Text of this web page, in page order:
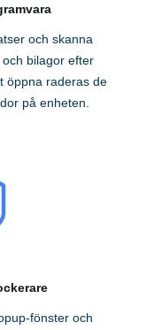
och skanna
bilagor efter
öppna raderas de
på enheten.
fönster och